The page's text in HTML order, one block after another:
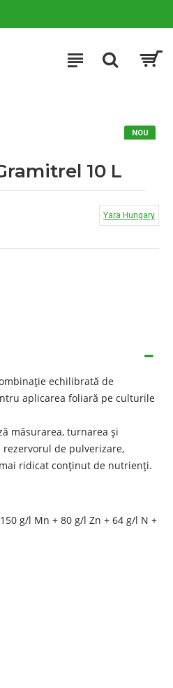
NOU
10 L
Yara Hungary
echilibrată de
aplicarea foliară pe culturile
măsurarea, turnarea și
de pulverizare,
ridicat conținut de nutrienți.
g/l Mn + 80 g/l Zn + 64 g/l N +